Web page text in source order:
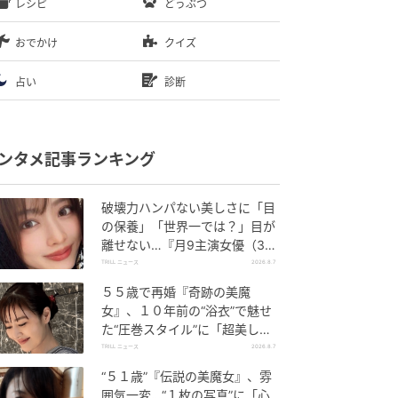
レシピ どうぶつ
おでかけ クイズ
占い 診断
タメ記事ランキング
破壊力ハンパない美しさに「目
の保養」「世界一では？」目が
離せない…『月9主演女優（34
歳）』“極上”美ショットがすご
TRILL ニュース 2026.8.7
５５歳で再婚『奇跡の美魔
女』、１０年前の“浴衣”で魅せ
た“圧巻スタイル”に「超美し
い」「うっとり」
TRILL ニュース 2026.8.7
“５１歳”『伝説の美魔女』、雰
囲気一変…“１枚の写真”に「心